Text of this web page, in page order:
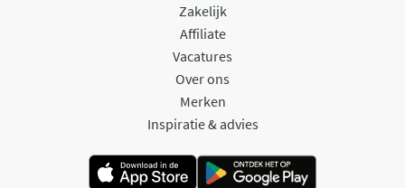
Zakelijk
Affiliate
Vacatures
Over ons
Merken
Inspiratie & advies